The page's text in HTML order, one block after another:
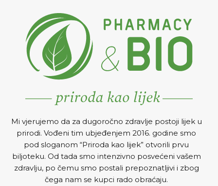
Mi vjerujemo da za dugoročno zdravlje postoji lijek u
prirodi. Vođeni tim ubjeđenjem 2016. godine smo
pod sloganom “Priroda kao lijek” otvorili prvu
biljoteku. Od tada smo intenzivno posvećeni vašem
zdravlju, po čemu smo postali prepoznatljivi i zbog
čega nam se kupci rado obraćaju.